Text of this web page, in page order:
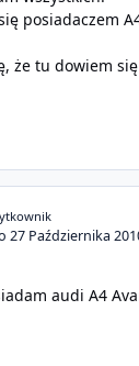
posiadaczem
że tu dowiem
27 Października
audi A4